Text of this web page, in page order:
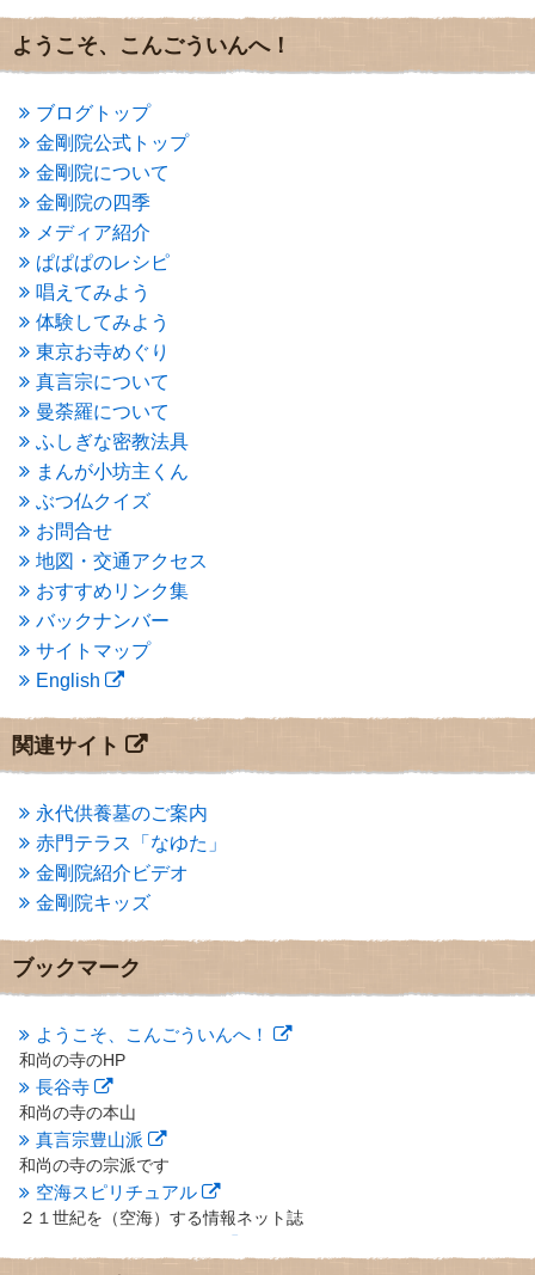
2016年8月
2016年7月
(3)
2016年5月(3)
2016年4月
(4)
2016年3月 (4)
2016年2月 (5)
2016年1月(3)
2015年12月(6)
2015年11月 (4)
2015年10月
(4)
2015年9月(3)
2015年8月(4)
2015年7月(4)
2015年6月(3)
2015年5月(1)
2015年4月(1)
2015年3月 (3)
2015年2月(3)
2015年1月(1)
2014年12月
2014年9月(1)
2014年5月 (1)
2014年4月
2014年1月(1)
2013年11月 (4)
2013年10月
2013年8月
(7)
2013年7月
(7)
2013年5月(13)
2013年4月(1)
2013年3月 (4)
2013年2月(6)
2013年1月(6)
2012年12月(7)
2012年11月(7)
2012年10月
2012年8月
(9)
2012年7月(10)
2012年6月
2012年5月(16)
2012年4月 (16)
2012年3月(17)
2012年2月(20)
2012年1月(25)
2011年11月(28)
ようこそ、こんごういんへ！
ブログトップ
金剛院公式トップ
金剛院について
金剛院の四季
メディア紹介
ぱぱぱのレシピ
唱えてみよう
体験してみよう
東京お寺めぐり
真言宗について
曼荼羅について
ふしぎな密教法具
まんが小坊主くん
ぶつ仏クイズ
お問合せ
地図・交通アクセス
おすすめリンク集
バックナンバー
サイトマップ
English
関連サイト
永代供養墓のご案内
赤門テラス「なゆた」
金剛院紹介ビデオ
金剛院キッズ
ブックマーク
ようこそ、こんごういんへ！
和尚の寺のHP
長谷寺
和尚の寺の本山
真言宗豊山派
和尚の寺の宗派です
空海スピリチュアル
２１世紀を（空海）する情報ネット誌
地域のライターさんです